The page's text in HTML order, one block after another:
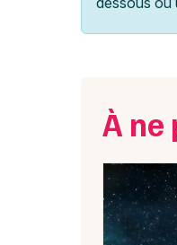
À ne